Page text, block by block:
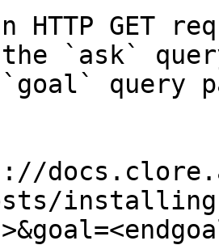
HTTP GET
the `ask`
query
installing-